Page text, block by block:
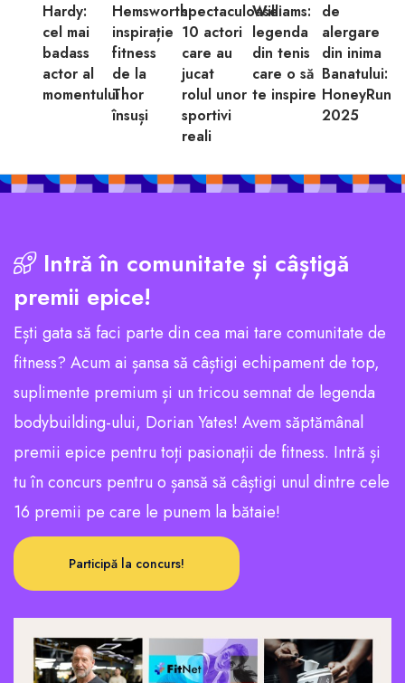
Hardy:
cel mai
badass
actor al
momentului
Hemsworth:
inspirație
fitness
de la
Thor
însuși
spectaculoase:
10 actori
care au
jucat
rolul unor
sportivi
reali
Williams:
legenda
din tenis
care o să
te inspire
de
alergare
din inima
Banatului:
HoneyRun
2025
Intră în comunitate și câștigă
premii epice!
Ești gata să faci parte din cea mai tare comunitate de
fitness? Acum ai șansa să câștigi echipament de top,
suplimente premium și un tricou semnat de legenda
bodybuilding-ului, Dorian Yates! Avem săptămânal
premii epice pentru toți pasionații de fitness. Intră și
tu în concurs pentru o șansă să câștigi unul dintre cele
16 premii pe care le punem la bătaie!
Participă la concurs!